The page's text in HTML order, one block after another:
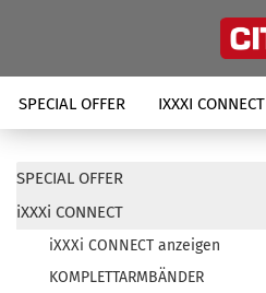
SPECIAL OFFER IXXXI CONNECT
SPECIAL OFFER
iXXXi CONNECT
iXXXi CONNECT anzeigen
KOMPLETTARMBÄNDER